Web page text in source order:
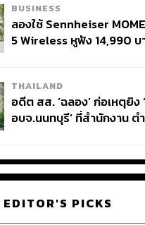
ารทำทรีตเมนต์ที่นานเกิน 1
ค่าแน่นอน เพราะสภาพเส้
างจนสัมผัสได้ เส้นผมมีการเ
BUSINESS
ลองใช้ Sennheiser
5 Wireless หูฟัง 14,990 บ
THAILAND
อดีต สส. ‘ฉลอง’ ก่อเหตุยิง
อบจ.นนทบุรี’ ที่สำนักงาน ต
EDITOR'S PICKS